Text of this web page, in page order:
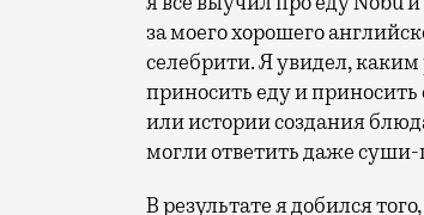
за моего хорошего
селебрити. Я увидел,
приносить еду и приносить
или истории создания
могли ответить даже
В результате я добился